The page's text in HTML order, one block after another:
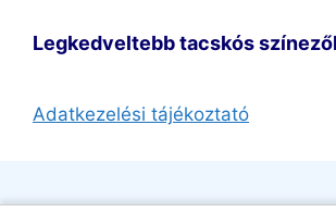
Legkedveltebb tacskós
Adatkezelési tájékoztató